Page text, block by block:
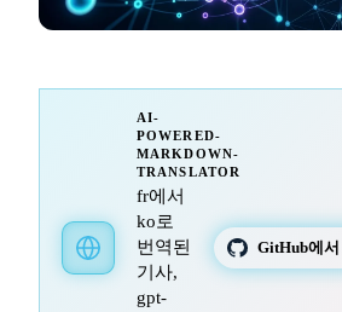
AI-
POWERED-
MARKDOWN-
TRANSLATOR
fr에서
ko로
번역된
기사,
gpt-
GitHub에